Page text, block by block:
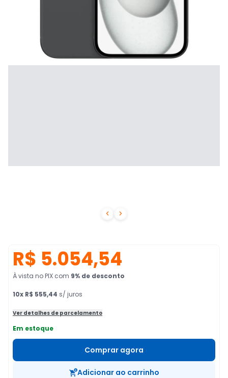
 
R$ 5.054,54
À vista no PIX com 9% de desconto
10x R$ 555,44 s/ juros
Ver detalhes de parcelamento
Em estoque
Comprar agora
Adicionar ao carrinho